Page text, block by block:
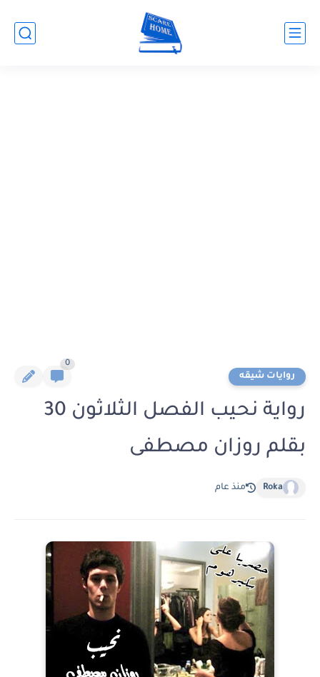
روايات شيقه
0
رواية نحيب الفصل الثلاثون 30
بقلم روزان مصطفى
Roka منذ عام